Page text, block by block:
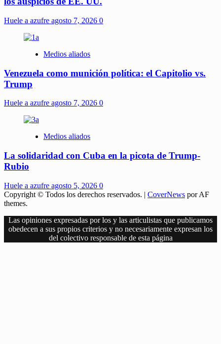
Huele a azufre agosto 7, 2026 0
Medios aliados
Venezuela como munición política: el Capitolio vs.
Trump
Huele a azufre agosto 7, 2026 0
Medios aliados
La solidaridad con Cuba en la picota de Trump-
Rubio
Huele a azufre agosto 5, 2026 0
Copyright © Todos los derechos reservados. | CoverNews por AF
themes.
Las opiniones expresadas por los y las articulistas que publicamos
obedecen a sus propios criterios y no necesariamente expresan los
del colectivo responsable de esta página